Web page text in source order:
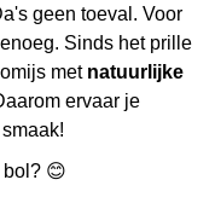
geen toeval. Voor
Sinds het prille
met natuurlijke
ervaar je
😊